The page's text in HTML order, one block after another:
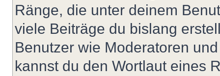
Ränge, die unter deinem
viele Beiträge du bislang
Benutzer wie Moderatoren
kannst du den Wortlaut eines